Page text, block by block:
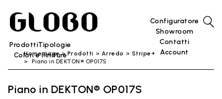
ProdottiTipologie
Colori e Finiture
Configuratore
Showroom
Contatti
Account
Home page Prodotti Arredo
Stripe+
Piano in DEKTON® OP017S
Piano in DEKTON® OP017S